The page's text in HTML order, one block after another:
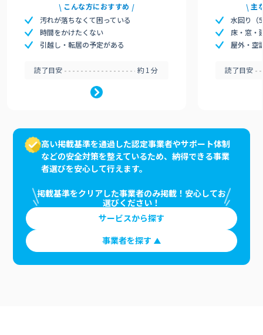
こんな方におすすめ
汚れが落ちなくて困っている
時間をかけたくない
引越し・転居の予定がある
読了目安 約1分
主
水回り（
床・窓・
屋外・空
読了目安
高い掲載基準を通過した認定事業者やサポート体制
などの安全対策を整えているため、納得できる事業
者選びを安心して行えます。
掲載基準をクリアした事業者のみ掲載！安心してお
選びください！
サービスから探す
事業者を探す